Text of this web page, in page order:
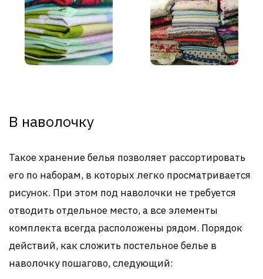
В наволочку
Такое хранение белья позволяет рассортировать
его по наборам, в которых легко просматривается
рисунок. При этом под наволочки не требуется
отводить отдельное место, а все элементы
комплекта всегда расположены рядом. Порядок
действий, как сложить постельное белье в
наволочку пошагово, следующий: